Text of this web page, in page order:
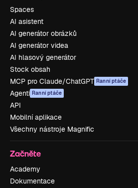
Spaces
AI asistent
AI generátor obrázků
AI generátor videa
AI hlasový generátor
Stock obsah
MCP pro Claude/ChatGPT Ranní ptáče
Agenti Ranní ptáče
API
Mobilní aplikace
Všechny nástroje Magnific
Začněte
Academy
Dokumentace